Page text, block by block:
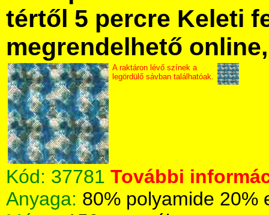
tértől 5 percre Keleti
megrendelhető
A raktáron lévő színek a
legördülő sávban találhatóak.
Kód: 37781 További
Anyaga: 80% polyamide 20%